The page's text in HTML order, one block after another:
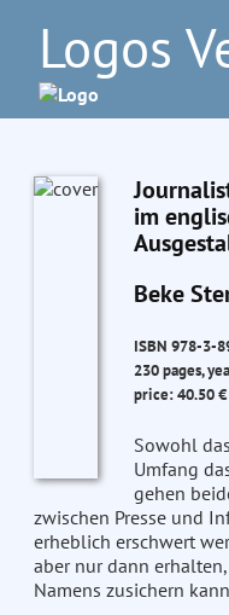
Logos
im
Beke
ISBN 978-3-
230 pages,
price: 40.50 €
Sowohl
Umfang
gehen
zwischen Presse und
erheblich erschwert
aber nur dann
Namens zusichern